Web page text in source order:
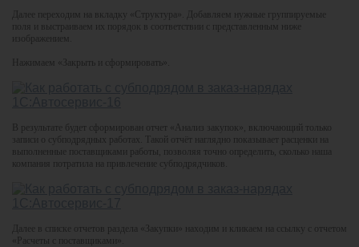
Далее переходим на вкладку «Структура». Добавляем нужные группируемые
поля и выстраиваем их порядок в соответствии с представленным ниже
изображением.
Нажимаем «Закрыть и сформировать».
В результате будет сформирован отчет «Анализ закупок», включающий только
записи о субподрядных работах. Такой отчёт наглядно показывает расценки на
выполненные поставщиками работы, позволяя точно определить, сколько наша
компания потратила на привлечение субподрядчиков.
Далее в списке отчетов раздела «Закупки» находим и кликаем на ссылку с отчетом
«Расчеты с поставщиками».